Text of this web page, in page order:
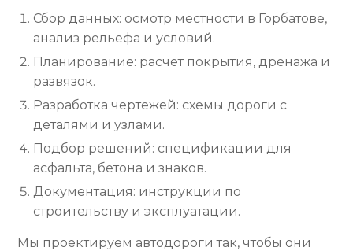
Сбор данных: осмотр местности в Горбатове,
анализ рельефа и условий.
Планирование: расчёт покрытия, дренажа и
развязок.
Разработка чертежей: схемы дороги с
деталями и узлами.
Подбор решений: спецификации для
асфальта, бетона и знаков.
Документация: инструкции по
строительству и эксплуатации.
Мы проектируем автодороги так, чтобы они